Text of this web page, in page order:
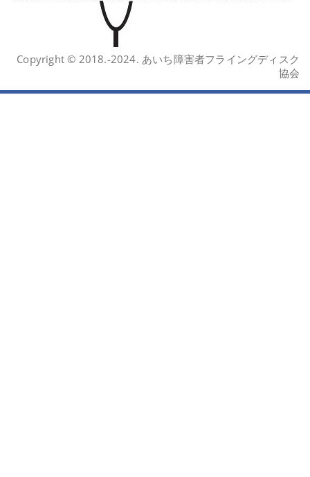
Copyright © 2018.-2024. あいち障害者フライングディスク
協会